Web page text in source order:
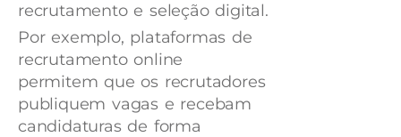
recrutamento e seleção digital.
Por exemplo, plataformas de
recrutamento online
permitem que os recrutadores
publiquem vagas e recebam
candidaturas de forma